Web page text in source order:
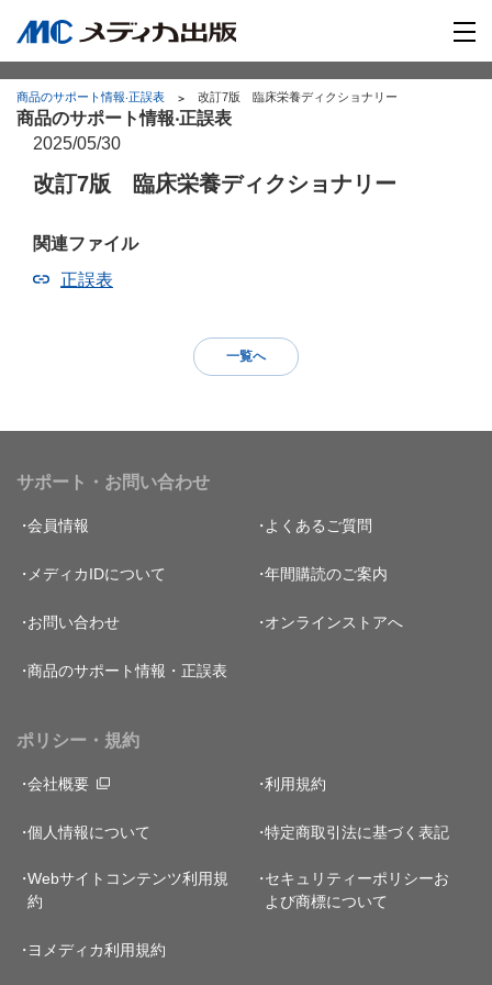
商品のサポート情報‧正誤表 改訂7版 臨床栄養ディクショナリー
商品のサポート情報‧正誤表
2025/05/30
改訂7版 臨床栄養ディクショナリー
関連ファイル
正誤表
一覧へ
サポート・お問い合わせ
会員情報 よくあるご質問
メディカIDについて 年間購読のご案内
お問い合わせ オンラインストアへ
商品のサポート情報・正誤表
ポリシー・規約
会社概要 利用規約
個人情報について 特定商取引法に基づく表記
Webサイトコンテンツ利用規
約
セキュリティーポリシーお
よび商標について
ヨメディカ利用規約